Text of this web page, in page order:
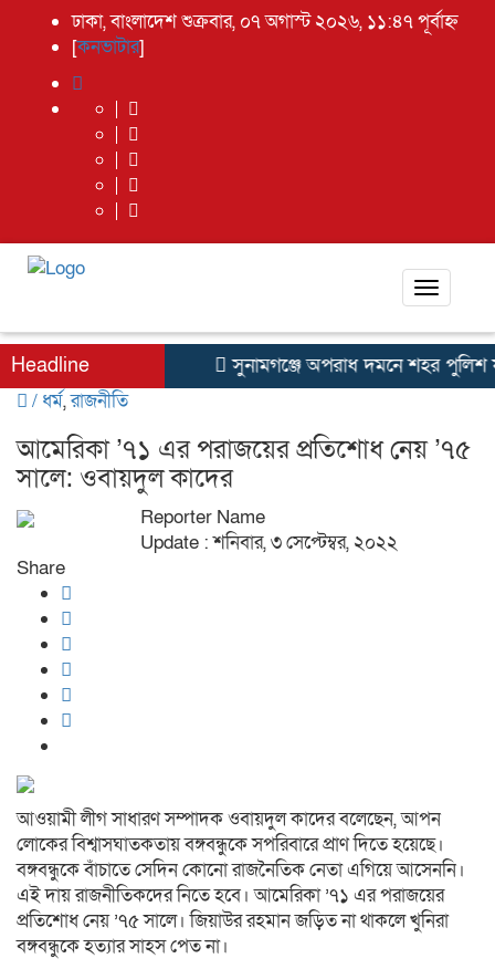
ঢাকা, বাংলাদেশ শুক্রবার, ০৭ অগাস্ট ২০২৬, ১১:৪৭ পূর্বাহ্ন
[কনভাটার]
Toggle
Headline
সুনামগঞ্জে অপরাধ দমনে শহর পুলিশ
/ ধর্ম,রাজনীতি
আমেরিকা ’৭১ এর পরাজয়ের প্রতিশোধ নেয় ’৭৫
সালে: ওবায়দুল কাদের
Reporter Name
Update : শনিবার, ৩ সেপ্টেম্বর, ২০২২
Share
আওয়ামী লীগ সাধারণ সম্পাদক ওবায়দুল কাদের বলেছেন, আপন
লোকের বিশ্বাসঘাতকতায় বঙ্গবন্ধুকে সপরিবারে প্রাণ দিতে হয়েছে।
বঙ্গবন্ধুকে বাঁচাতে সেদিন কোনো রাজনৈতিক নেতা এগিয়ে আসেননি।
এই দায় রাজনীতিকদের নিতে হবে। আমেরিকা ’৭১ এর পরাজয়ের
প্রতিশোধ নেয় ’৭৫ সালে। জিয়াউর রহমান জড়িত না থাকলে খুনিরা
বঙ্গবন্ধুকে হত্যার সাহস পেত না।